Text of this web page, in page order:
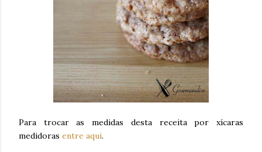
Para trocar as medidas desta receita por xícaras
medidoras entre aqui.